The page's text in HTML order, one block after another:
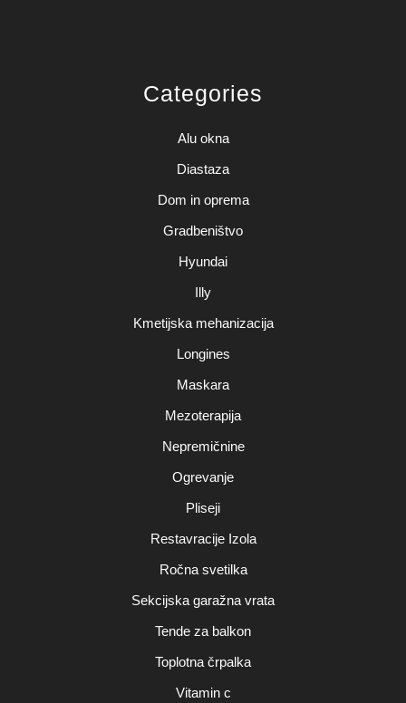
Categories
Alu okna
Diastaza
Dom in oprema
Gradbeništvo
Hyundai
Illy
Kmetijska mehanizacija
Longines
Maskara
Mezoterapija
Nepremičnine
Ogrevanje
Pliseji
Restavracije Izola
Ročna svetilka
Sekcijska garažna vrata
Tende za balkon
Toplotna črpalka
Vitamin c